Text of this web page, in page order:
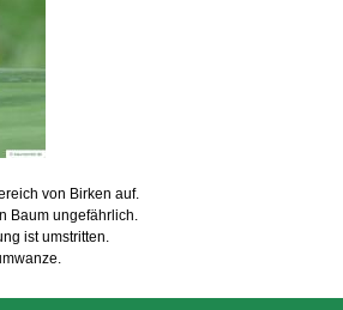
von Birken auf.
Baum ungefährlich.
ist umstritten.